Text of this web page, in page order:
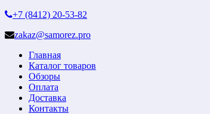
+7 (8412) 20-53-82
zakaz@samorez.pro
Главная
Каталог товаров
Обзоры
Оплата
Доставка
Контакты